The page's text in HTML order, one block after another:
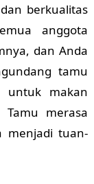
berkualitas
anggota
dan Anda
tamu
untuk makan
merasa
menjadi tuan-